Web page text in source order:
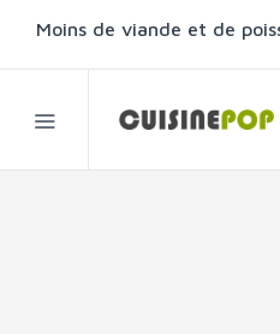
Moins de viande et de